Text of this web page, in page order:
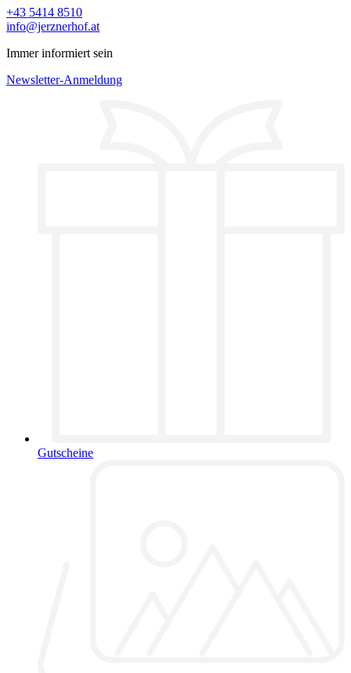
+43 5414 8510
info@jerznerhof.at
Immer informiert sein
Newsletter-Anmeldung
Gutscheine